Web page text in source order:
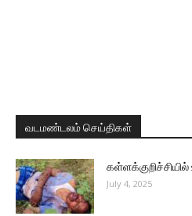
வடமண்டலம் செய்திகள்
July 4, 2025